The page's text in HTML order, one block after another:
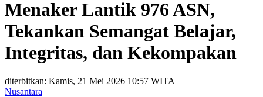
Menaker Lantik 976 ASN,
Tekankan Semangat Belajar,
Integritas, dan Kekompakan
diterbitkan: Kamis, 21 Mei 2026 10:57 WITA
Nusantara